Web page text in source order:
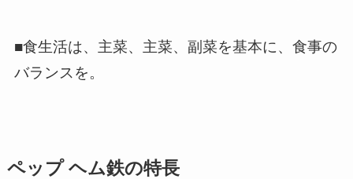
■食生活は、主菜、主菜、副菜を基本に、食事の
バランスを。
ペップ ヘム鉄の特長